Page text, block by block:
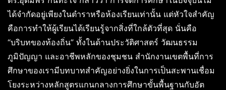
ได้จำกัดอยู่เพียงในตำราหรือห้องเรียนเท่านั้น แต่หัวใจสำคัญ
คือการทำให้ผู้เรียนได้เรียนรู้จากสิ่งที่ใกล้ตัวที่สุด นั่นคือ
“บริบทของท้องถิ่น” ทั้งในด้านประวัติศาสตร์ วัฒนธรรม
ภูมิปัญญา และอาชีพหลักของชุมชน สำนักงานเขตพื้นที่การ
ศึกษาของเรามีบทบาทสำคัญอย่างยิ่งในการเป็นสะพานเชื่อม
โยงระหว่างหลักสูตรแกนกลางการศึกษาขั้นพื้นฐานกับอัต